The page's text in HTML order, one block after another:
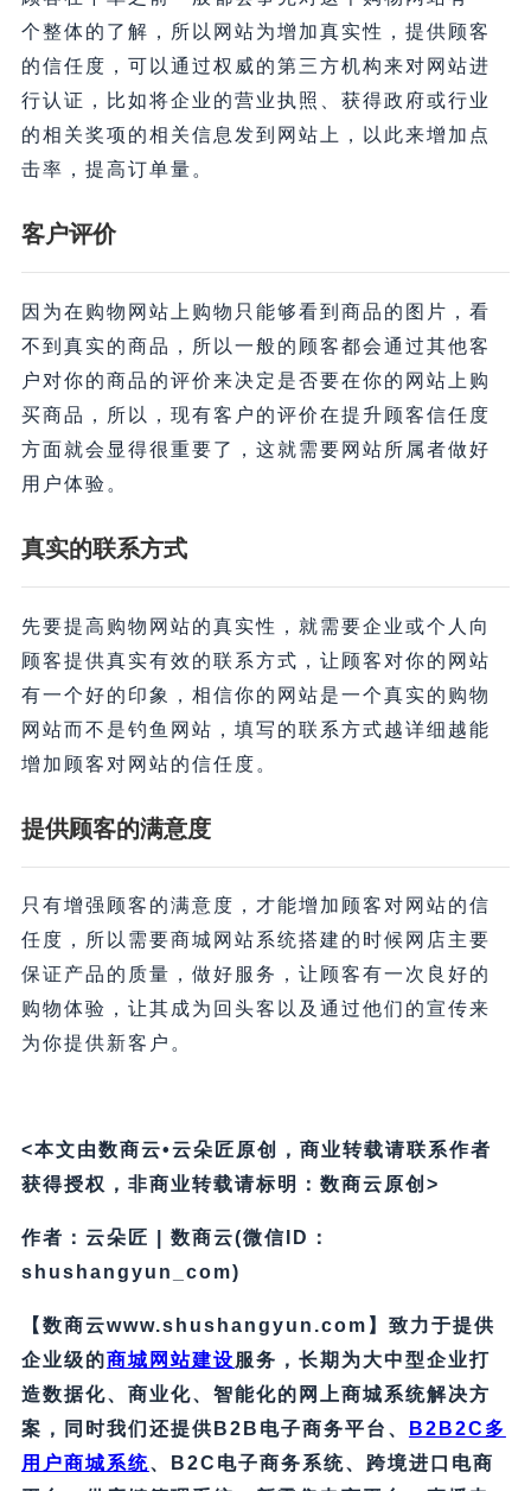
个整体的了解，所以网站为增加真实性，提供顾客
的信任度，可以通过权威的第三方机构来对网站进
行认证，比如将企业的营业执照、获得政府或行业
的相关奖项的相关信息发到网站上，以此来增加点
击率，提高订单量。
客户评价
因为在购物网站上购物只能够看到商品的图片，看
不到真实的商品，所以一般的顾客都会通过其他客
户对你的商品的评价来决定是否要在你的网站上购
买商品，所以，现有客户的评价在提升顾客信任度
方面就会显得很重要了，这就需要网站所属者做好
用户体验。
真实的联系方式
先要提高购物网站的真实性，就需要企业或个人向
顾客提供真实有效的联系方式，让顾客对你的网站
有一个好的印象，相信你的网站是一个真实的购物
网站而不是钓鱼网站，填写的联系方式越详细越能
增加顾客对网站的信任度。
提供顾客的满意度
只有增强顾客的满意度，才能增加顾客对网站的信
任度，所以需要商城网站系统搭建的时候网店主要
保证产品的质量，做好服务，让顾客有一次良好的
购物体验，让其成为回头客以及通过他们的宣传来
为你提供新客户。
<本文由数商云•云朵匠原创，商业转载请联系作者
获得授权，非商业转载请标明：数商云原创>
作者：云朵匠 | 数商云(微信ID：
shushangyun_com)
【数商云www.shushangyun.com】致力于提供
企业级的商城网站建设服务，长期为大中型企业打
造数据化、商业化、智能化的网上商城系统解决方
案，同时我们还提供B2B电子商务平台、
B2B2C多
用户商城系统、B2C电子商务系统、跨境进口电商